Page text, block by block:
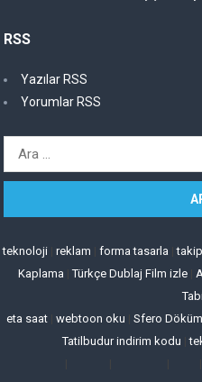
RSS
Yazılar RSS
Yorumlar RSS
Arama:
teknoloji reklam forma tasarla |
Kaplama |Türkçe Dublaj Film izle|
eta saat webtoon oku Sfero Döküm
Tatilbudur indirim kodu |